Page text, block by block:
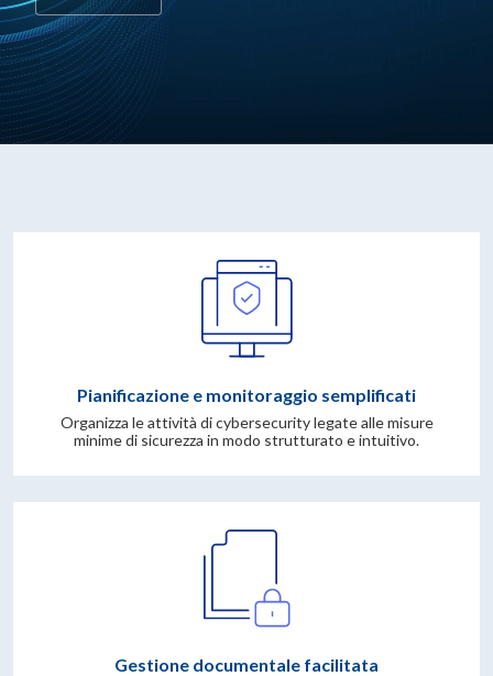
Pianificazione e monitoraggio semplificati
Organizza le attività di cybersecurity legate alle misure
minime di sicurezza in modo strutturato e intuitivo.
Gestione documentale facilitata